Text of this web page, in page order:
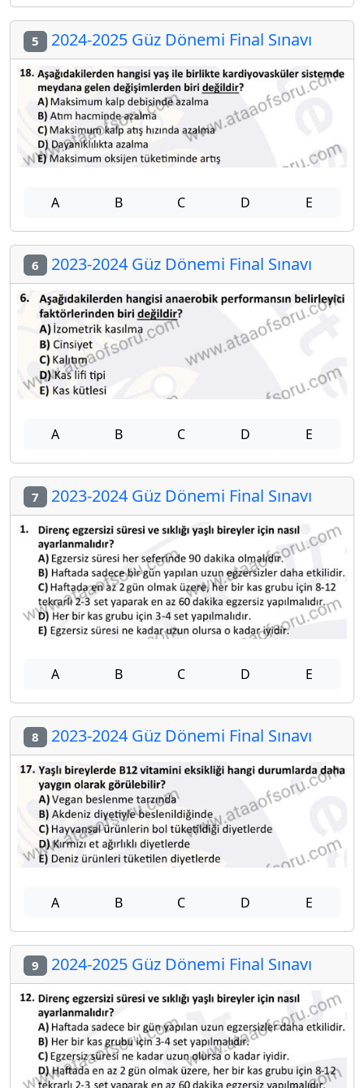
5 2024-2025 Güz Dönemi Final Sınavı
A B C D E
6 2023-2024 Güz Dönemi Final Sınavı
A B C D E
7 2023-2024 Güz Dönemi Final Sınavı
A B C D E
8 2023-2024 Güz Dönemi Final Sınavı
A B C D E
9 2024-2025 Güz Dönemi Final Sınavı